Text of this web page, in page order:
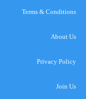
Terms & Conditions
About Us
Privacy Policy
Join Us